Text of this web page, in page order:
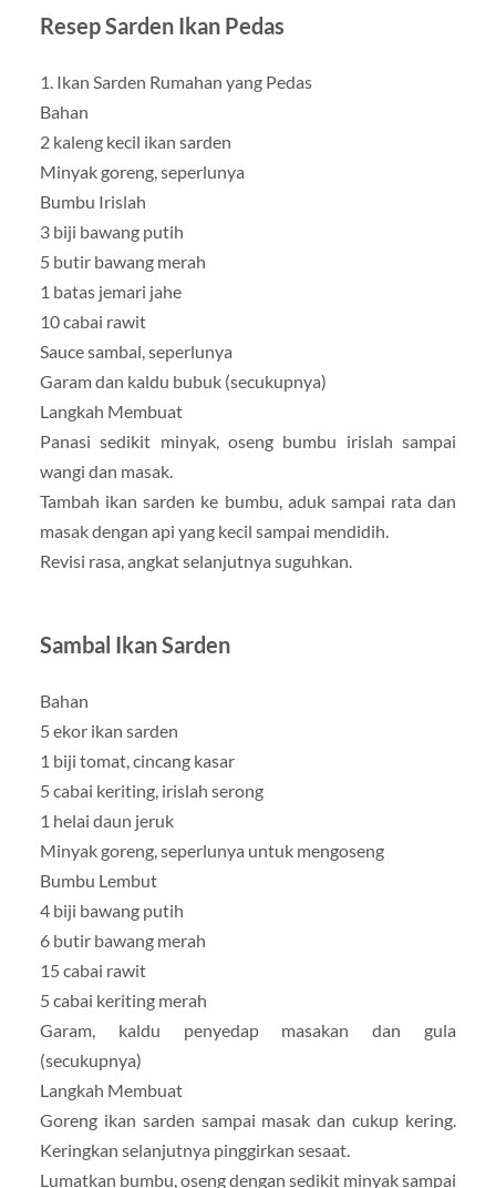
Resep Sarden Ikan Pedas
1. Ikan Sarden Rumahan yang Pedas
Bahan
2 kaleng kecil ikan sarden
Minyak goreng, seperlunya
Bumbu Irislah
3 biji bawang putih
5 butir bawang merah
1 batas jemari jahe
10 cabai rawit
Sauce sambal, seperlunya
Garam dan kaldu bubuk (secukupnya)
Langkah Membuat
Panasi sedikit minyak, oseng bumbu irislah sampai
wangi dan masak.
Tambah ikan sarden ke bumbu, aduk sampai rata dan
masak dengan api yang kecil sampai mendidih.
Revisi rasa, angkat selanjutnya suguhkan.
Sambal Ikan Sarden
Bahan
5 ekor ikan sarden
1 biji tomat, cincang kasar
5 cabai keriting, irislah serong
1 helai daun jeruk
Minyak goreng, seperlunya untuk mengoseng
Bumbu Lembut
4 biji bawang putih
6 butir bawang merah
15 cabai rawit
5 cabai keriting merah
Garam, kaldu penyedap masakan dan gula
(secukupnya)
Langkah Membuat
Goreng ikan sarden sampai masak dan cukup kering.
Keringkan selanjutnya pinggirkan sesaat.
Lumatkan bumbu, oseng dengan sedikit minyak sampai